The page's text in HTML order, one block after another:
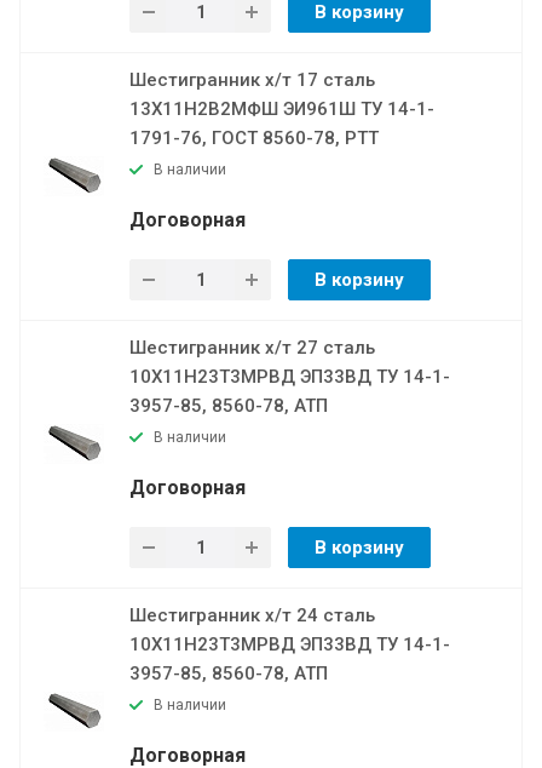
В корзину
Шестигранник х/т 17 сталь
13Х11Н2В2МФШ ЭИ961Ш ТУ 14-1-
1791-76, ГОСТ 8560-78, РТТ
В наличии
Договорная
В корзину
Шестигранник х/т 27 сталь
10Х11Н23Т3МРВД ЭП33ВД ТУ 14-1-
3957-85, 8560-78, АТП
В наличии
Договорная
В корзину
Шестигранник х/т 24 сталь
10Х11Н23Т3МРВД ЭП33ВД ТУ 14-1-
3957-85, 8560-78, АТП
В наличии
Договорная